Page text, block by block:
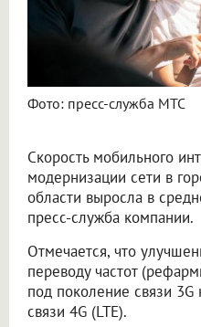
Фото: пресс-служба МТС
Скорость мобильного
модернизации сети в
области выросла в
пресс-служба компании.
Отмечается, что
переводу частот
под поколение связи 3G
связи 4G (LTE).